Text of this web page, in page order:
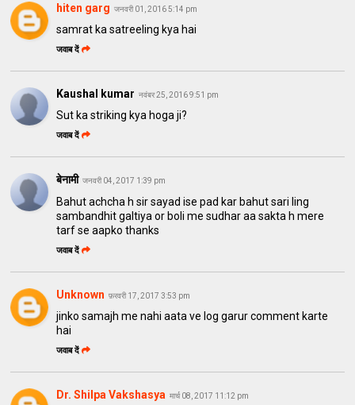
hiten garg जनवरी 01, 2016 5:14 pm
samrat ka satreeling kya hai
जवाब दें
Kaushal kumar नवंबर 25, 2016 9:51 pm
Sut ka striking kya hoga ji?
जवाब दें
बेनामी जनवरी 04, 2017 1:39 pm
Bahut achcha h sir sayad ise pad kar bahut sari ling
sambandhit galtiya or boli me sudhar aa sakta h mere
tarf se aapko thanks
जवाब दें
Unknown फ़रवरी 17, 2017 3:53 pm
jinko samajh me nahi aata ve log garur comment karte
hai
जवाब दें
Dr. Shilpa Vakshasya मार्च 08, 2017 11:12 pm